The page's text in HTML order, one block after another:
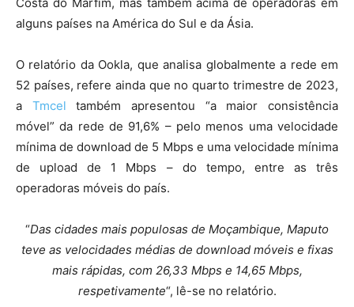
alguns países na América do Sul e da Ásia.
O relatório da Ookla, que analisa globalmente a rede em
52 países, refere ainda que no quarto trimestre de 2023,
a Tmcel também apresentou “a maior consistência
móvel” da rede de 91,6% – pelo menos uma velocidade
mínima de download de 5 Mbps e uma velocidade mínima
de upload de 1 Mbps – do tempo, entre as três
operadoras móveis do país.
“Das cidades mais populosas de Moçambique, Maputo
teve as velocidades médias de download móveis e fixas
mais rápidas, com 26,33 Mbps e 14,65 Mbps,
respetivamente“, lê-se no relatório.